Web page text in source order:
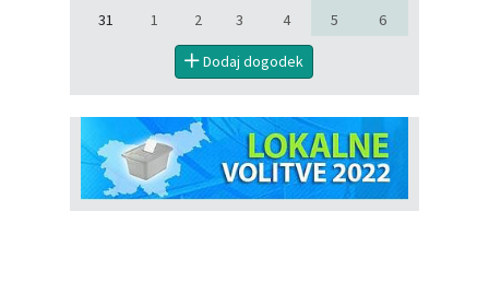
31
1 2 3 4 5 6
Dodaj dogodek